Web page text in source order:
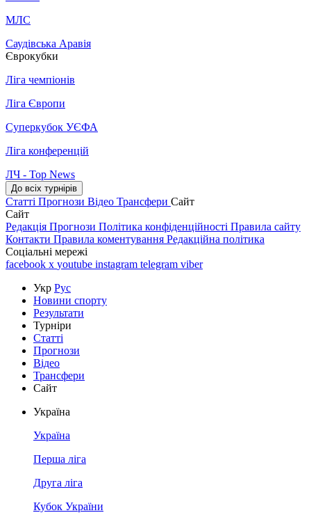
МЛС
Саудівська Аравія
Єврокубки
Ліга чемпіонів
Ліга Європи
Суперкубок УЄФА
Ліга конференцій
ЛЧ - Top News
До всіх турнірів
Статті Прогнози Відео Трансфери Сайт
Сайт
Редакція Прогнози Політика конфіденційності Правила сайту
Контакти Правила коментування Редакційна політика
Соціальні мережі
facebook x youtube instagram telegram viber
Укр Рус
Новини спорту
Результати
Турніри
Статті
Прогнози
Відео
Трансфери
Сайт
Україна
Україна
Перша ліга
Друга ліга
Кубок України